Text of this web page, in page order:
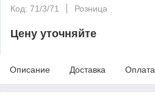
Код: 71/3/71
Розница
Цену уточняйте
Описание Доставка Оплата